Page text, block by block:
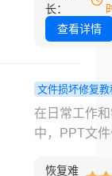
excel文件损
修复呢？本
文件损坏问
长：
查看详情
文件损坏修复教
ppt损坏了
复？10种高
在日常工作
中，PPT文
体，其完整
恢复难